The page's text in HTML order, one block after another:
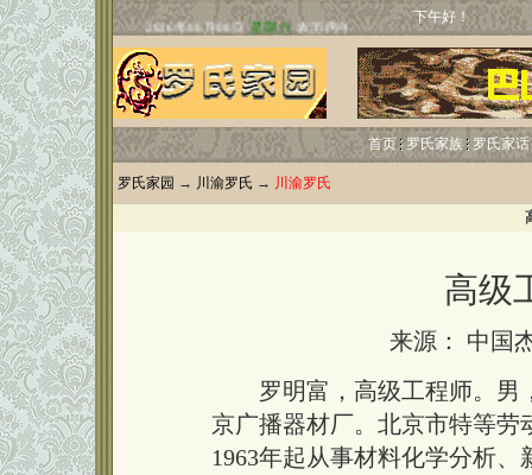
下午好！
首页 罗氏家族 罗氏家话
罗氏家园 → 川渝罗氏 → 川渝罗氏
高级
来源： 中国
罗明富，高级工程师。男，
京广播器材厂。北京市特等
1963年起从事材料化学分析